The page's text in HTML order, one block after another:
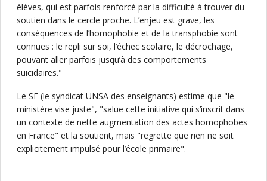
élèves, qui est parfois renforcé par la difficulté à trouver du
soutien dans le cercle proche. L’enjeu est grave, les
conséquences de l’homophobie et de la transphobie sont
connues : le repli sur soi, l’échec scolaire, le décrochage,
pouvant aller parfois jusqu’à des comportements
suicidaires."
Le SE (le syndicat UNSA des enseignants) estime que "le
ministère vise juste", "salue cette initiative qui s’inscrit dans
un contexte de nette augmentation des actes homophobes
en France" et la soutient, mais "regrette que rien ne soit
explicitement impulsé pour l’école primaire".